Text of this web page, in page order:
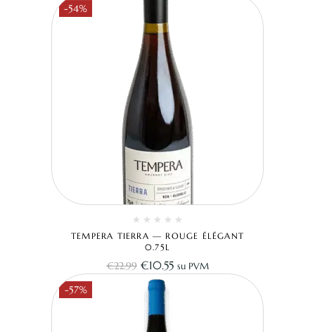
-54%
TEMPERA TIERRA — ROUGE ÉLÉGANT
0.75L
€22.99 €10.55 su PVM
-57%